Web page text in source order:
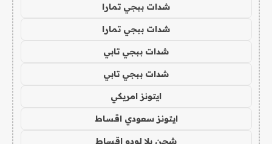
شدات ببجي تمارا
شدات ببجي تمارا
شدات ببجي تابي
شدات ببجي تابي
ايتونز امريكي
ايتونز سعودي اقساط
شحن يلا لودو اقساط